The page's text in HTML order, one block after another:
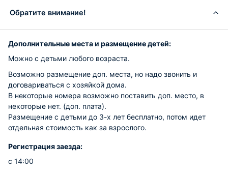
Обратите внимание!
Дополнительные места и размещение детей:
Можно с детьми любого возраста.
Возможно размещение доп. места, но надо звонить и
договариваться с хозяйкой дома.
В некоторые номера возможно поставить доп. место, в
некоторые нет. (доп. плата).
Размещение с детьми до 3-х лет бесплатно, потом идет
отдельная стоимость как за взрослого.
Регистрация заезда:
с 14:00